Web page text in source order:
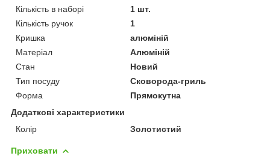
Кількість в наборі
1 шт.
Кількість ручок
1
Кришка
алюміній
Матеріал
Алюміній
Стан
Новий
Тип посуду
Сковорода-гриль
Форма
Прямокутна
Додаткові характеристики
Колір
Золотистий
Приховати